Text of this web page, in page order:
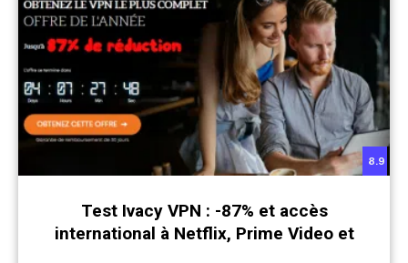
8.9
Test Ivacy VPN : -87% et accès
international à Netflix, Prime Video et